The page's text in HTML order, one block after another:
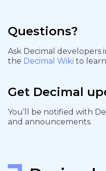
Questions?
Ask Decimal developers
the Decimal Wiki to
Get Decimal
You’ll be notified with
and announcements.